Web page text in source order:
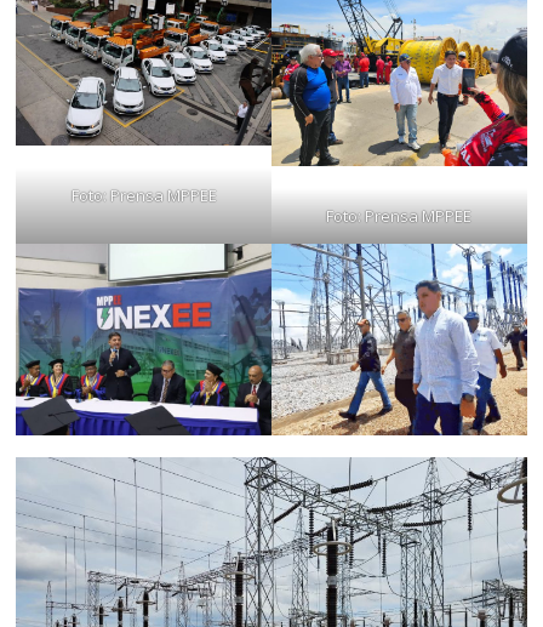
Foto: Prensa MPPEE
Foto: Prensa MPPEE